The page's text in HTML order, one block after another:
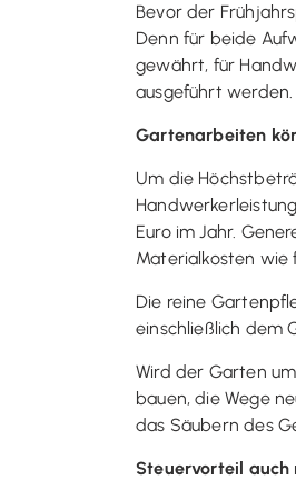
Bevor der
Denn für beide
gewährt, für
ausgeführt werden.
Gartenarbeiten
Um die
Euro im Jahr.
Materialkosten wie
Die reine
einschließlich dem
Wird der Garten
bauen, die Wege
das Säubern des
Steuervorteil auch